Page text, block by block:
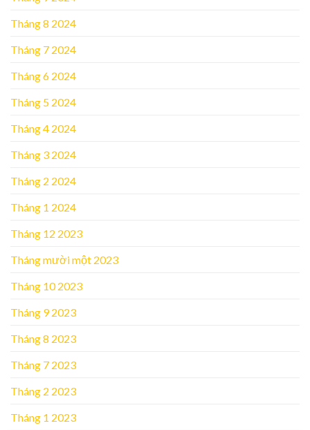
Tháng 8 2024
Tháng 7 2024
Tháng 6 2024
Tháng 5 2024
Tháng 4 2024
Tháng 3 2024
Tháng 2 2024
Tháng 1 2024
Tháng 12 2023
Tháng mười một 2023
Tháng 10 2023
Tháng 9 2023
Tháng 8 2023
Tháng 7 2023
Tháng 2 2023
Tháng 1 2023